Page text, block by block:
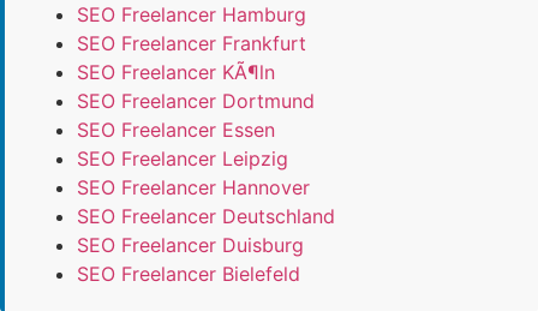
SEO Freelancer Hamburg
SEO Freelancer Frankfurt
SEO Freelancer KÃ¶ln
SEO Freelancer Dortmund
SEO Freelancer Essen
SEO Freelancer Leipzig
SEO Freelancer Hannover
SEO Freelancer Deutschland
SEO Freelancer Duisburg
SEO Freelancer Bielefeld